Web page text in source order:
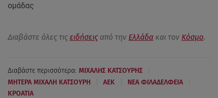
ομάδας
Διαβάστε όλες τις ειδήσεις από την Ελλάδα και τον Κόσμο.
Διαβάστε περισσότερα: ΜΙΧΑΛΗΣ ΚΑΤΣΟΥΡΗΣ
ΜΗΤΕΡΑ ΜΙΧΑΛΗ ΚΑΤΣΟΥΡΗ AEK ΝΕΑ ΦΙΛΑΔΕΛΦΕΙΑ
ΚΡΟΑΤΙΑ